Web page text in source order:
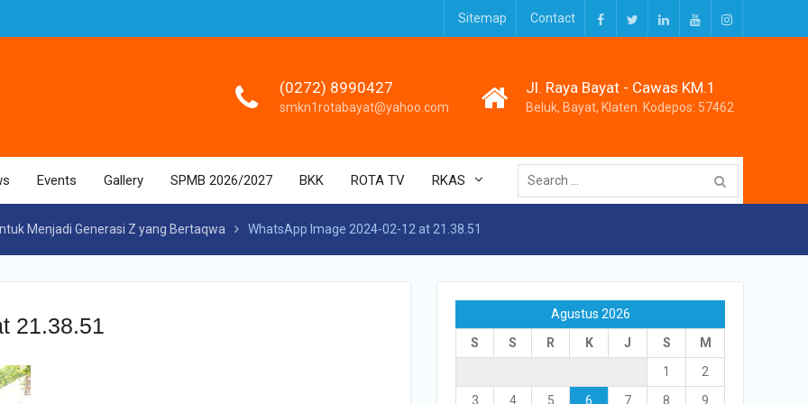
Facebook
TwitterLinkedInYoutubeInstagram
Sitemap Contact
(0272) 8990427
smkn1rotabayat@yahoo.com
Jl. Raya Bayat - Cawas KM.1
Beluk, Bayat, Klaten. Kodepos: 57462
Events Gallery SPMB 2026/2027 BKK ROTA TV RKAS
Search
for:
Menjadi Generasi Z yang Bertaqwa WhatsApp Image 2024-02-12 at 21.38.51
21.38.51
Agustus 2026
S
S R K J S
M
1
2
3
4 5 6 7 8
9